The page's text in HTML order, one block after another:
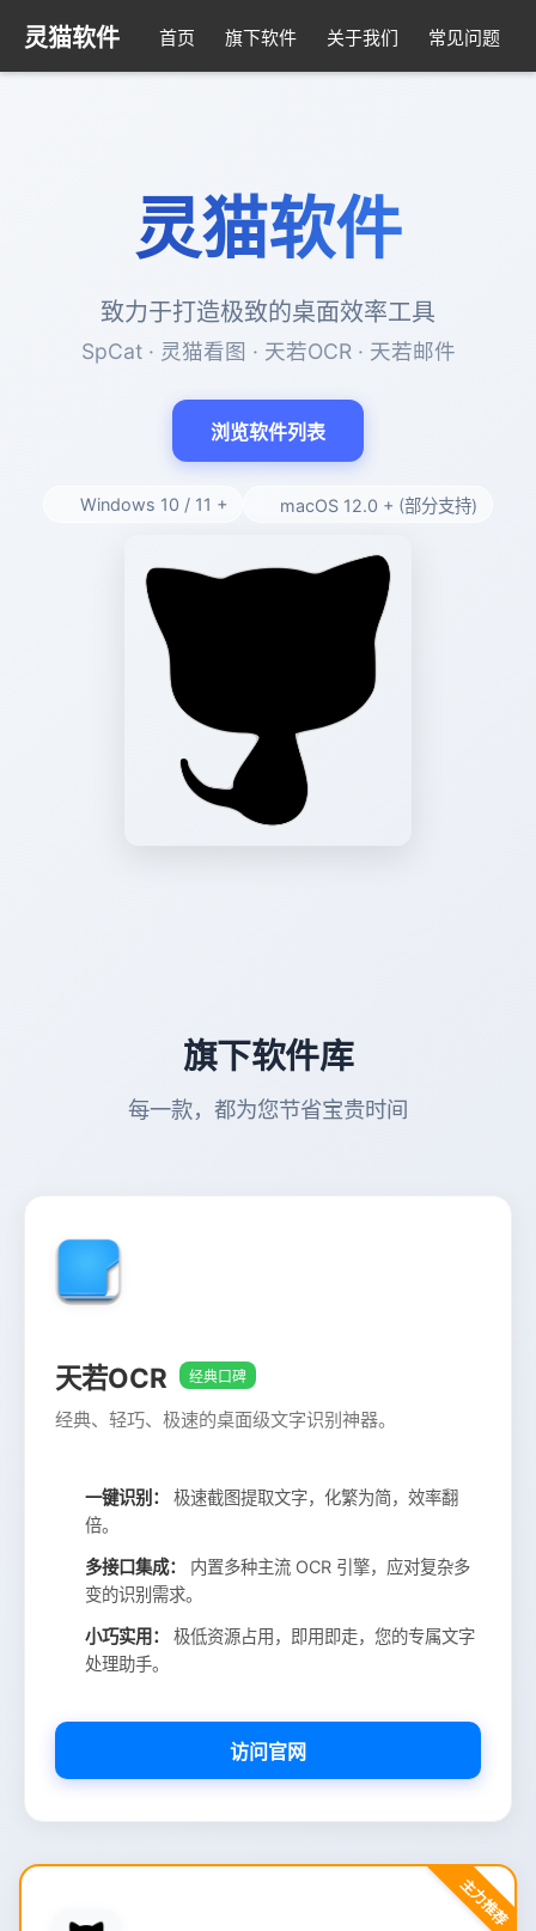
灵猫软件 首页 旗下软件 关于我们 常见问题
灵猫软件
致力于打造极致的桌面效率工具
SpCat · 灵猫看图 · 天若OCR · 天若邮件
浏览软件列表
Windows 10 / 11 + macOS 12.0 + (部分支持)
旗下软件库
每一款，都为您节省宝贵时间
天若OCR 经典口碑
经典、轻巧、极速的桌面级文字识别神器。
一键识别：
极速截图提取文字，化繁为简，效率翻
倍。
多接口集成：
内置多种主流 OCR 引擎，应对复杂多
变的识别需求。
小巧实用：
极低资源占用，即用即走，您的专属文字
处理助手。
访问官网
主力推荐